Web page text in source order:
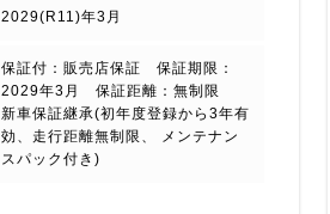
2029(R11)年3月
保証付：販売店保証 保証期限：
2029年3月 保証距離：無制限
新車保証継承(初年度登録から3年有
効、走行距離無制限、 メンテナン
スパック付き)